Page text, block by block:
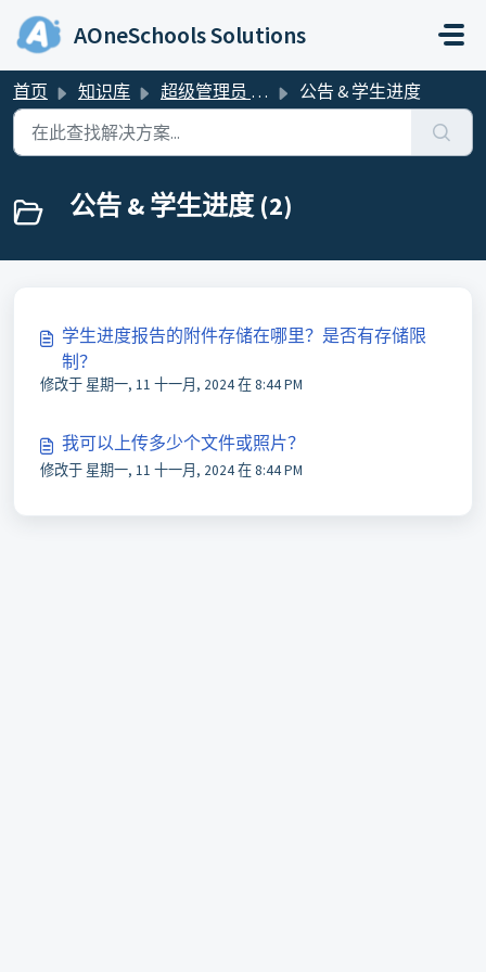
跳过至主要内容
AOneSchools Solutions
首页 知识库 超级管理员 & 管理员 公告 & 学生进度
公告 & 学生进度 (2)
学生进度报告的附件存储在哪里？是否有存储限
制？
修改于 星期一, 11 十一月, 2024 在 8:44 PM
我可以上传多少个文件或照片？
修改于 星期一, 11 十一月, 2024 在 8:44 PM